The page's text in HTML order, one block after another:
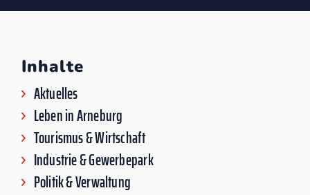
Inhalte
Aktuelles
Leben in Arneburg
Tourismus & Wirtschaft
Industrie & Gewerbepark
Politik & Verwaltung